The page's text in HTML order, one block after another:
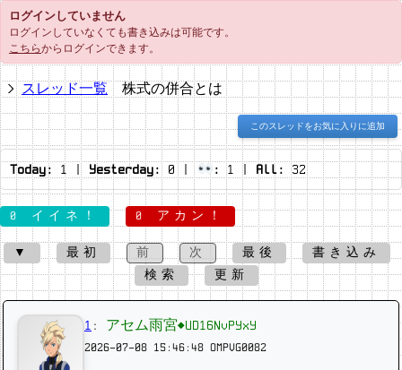
ログインしていません
ログインしていなくても書き込みは可能です。
こちらからログインできます。
スレッド一覧 株式の併合とは
このスレッドをお気に入りに追加
Today: 1 | Yesterday:0 | : 1 | All: 32
0 イイネ！ 0 アカン！
▼ 最初 前 次 最後
書き込み
検索
更新
1 : アセム雨宮◆UD16NvPYxY
2026-07-08 15:46:48 OMPVG0082